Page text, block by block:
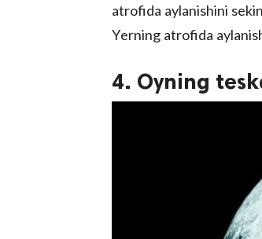
atrofida aylanishini
Yerning atrofida
4. Oyning